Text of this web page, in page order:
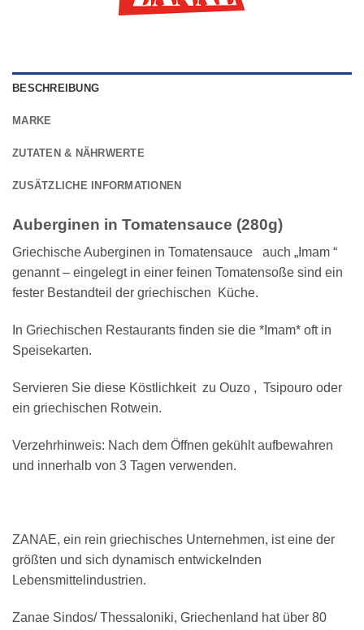
BESCHREIBUNG
MARKE
ZUTATEN & NÄHRWERTE
ZUSÄTZLICHE INFORMATIONEN
Auberginen in Tomatensauce (280g)
Griechische Auberginen in Tomatensauce auch „Imam “
genannt – eingelegt in einer feinen Tomatensoße sind ein
fester Bestandteil der griechischen Küche.
In Griechischen Restaurants finden sie die *Imam* oft in
Speisekarten.
Servieren Sie diese Köstlichkeit zu Ouzo , Tsipouro oder
ein griechischen Rotwein.
Verzehrhinweis: Nach dem Öffnen gekühlt aufbewahren
und innerhalb von 3 Tagen verwenden.
ZANAE, ein rein griechisches Unternehmen, ist eine der
größten und sich dynamisch entwickelnden
Lebensmittelindustrien.
Zanae Sindos/ Thessaloniki, Griechenland hat über 80